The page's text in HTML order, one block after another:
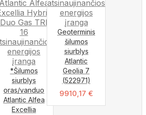
*Šilumos
siurblys
oras/vanduo
Atlantic Alfea
Excellia
Geoterminis
šilumos
siurblys
Atlantic
Geolia 7
(522971)
9910,17 €